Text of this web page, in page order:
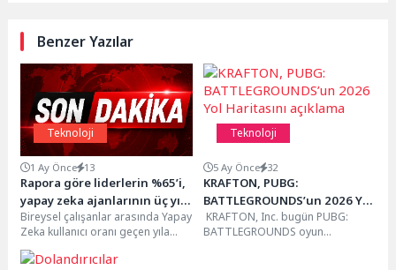
Benzer Yazılar
Teknoloji
1 Ay Önce 13
Rapora göre liderlerin %65’i,
yapay zeka ajanlarının üç yıl
içinde işlerinin en az yarısını
gerçekleştirebileceğine
inanıyor
Bireysel çalışanlar arasında Yapay
Zeka kullanıcı oranı geçen yıla
göre 23 puan artarak %74'e
ulaştıBireysel...
Teknoloji
5 Ay Önce 32
KRAFTON, PUBG:
BATTLEGROUNDS’un 2026 Yol
Haritasını açıklama
KRAFTON, Inc. bugün PUBG:
BATTLEGROUNDS oyun